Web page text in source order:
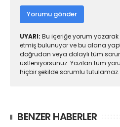
Yorumu gönder
UYARI: Bu içeriğe yorum yazarak
etmiş bulunuyor ve bu alana
doğrudan veya dolaylı tüm
üstleniyorsunuz. Yazılan tüm
hiçbir şekilde sorumlu tutulamaz.
BENZER HABERLER